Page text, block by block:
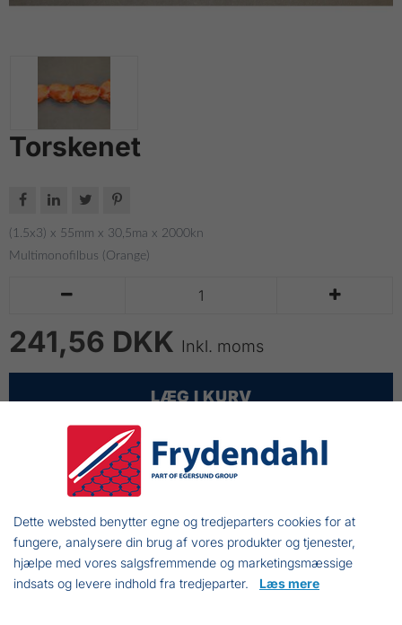
Torskenet
   
(1.5x3) x 55mm x 30,5ma x 2000kn
Multimonofilbus (Orange)
 
241,56 DKK Inkl. moms
LÆG I KURV
Multimono Torskenet
Orange Fitex, multimono
Umonteret fiskenet
1½x3 x 55mm x 30½ma x 2000kn
Dette websted benytter egne og tredjeparters cookies for at
fungere, analysere din brug af vores produkter og tjenester,
hjælpe med vores salgsfremmende og marketingsmæssige
indsats og levere indhold fra tredjeparter. Læs mere